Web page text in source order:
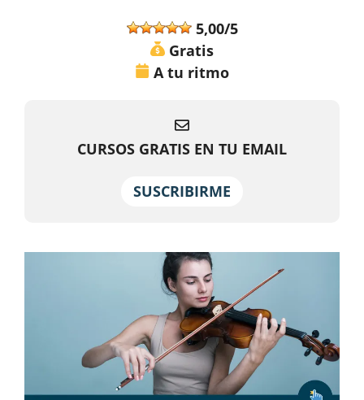
5,00/5
Gratis
A tu ritmo
CURSOS GRATIS EN TU EMAIL
SUSCRIBIRME